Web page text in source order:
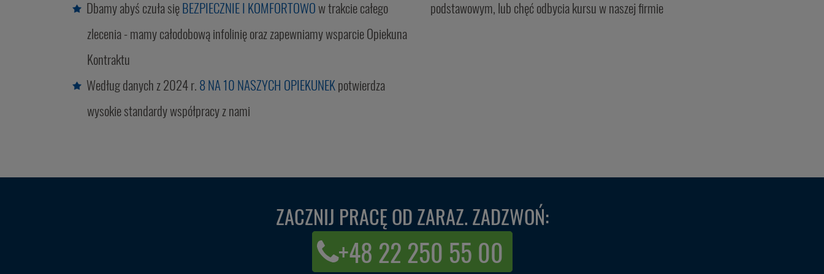
Dbamy abyś czuła sięBEZPIECZNIE I KOMFORTOWOw trakcie całego
zlecenia - mamy całodobową infolinię oraz zapewniamy wsparcie Opiekuna
Kontraktu
Według danych z 2024 r.8 NA 10 NASZYCH OPIEKUNEKpotwierdza
wysokie standardy współpracy z nami
podstawowym, lub chęć odbycia kursu w naszej firmie
ZACZNIJ PRACĘ OD ZARAZ. ZADZWOŃ:
+48 22 250 55 00